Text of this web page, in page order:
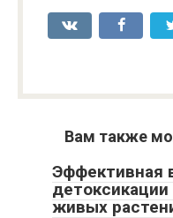
Вам также
Эффективная
детоксикации
живых